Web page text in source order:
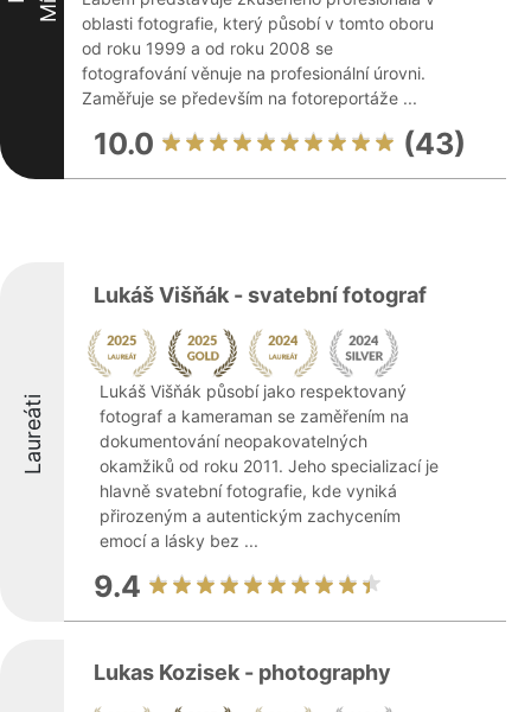
oblasti fotografie, který působí v tomto oboru
od roku 1999 a od roku 2008 se
fotografování věnuje na profesionální úrovni.
Zaměřuje se především na fotoreportáže ...
10.0 (43)
Laureáti
Lukáš Višňák - svatební fotograf
Lukáš Višňák působí jako respektovaný
fotograf a kameraman se zaměřením na
dokumentování neopakovatelných
okamžiků od roku 2011. Jeho specializací je
hlavně svatební fotografie, kde vyniká
přirozeným a autentickým zachycením
emocí a lásky bez ...
9.4
Lukas Kozisek - photography